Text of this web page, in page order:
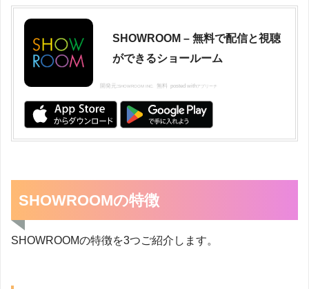
SHOWROOM – 無料で配信と視聴
ができるショールーム
開発元:SHOWROOM INC. 無料 posted withアプリーチ
SHOWROOMの特徴
SHOWROOMの特徴を3つご紹介します。